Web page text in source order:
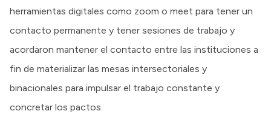
herramientas digitales como zoom o meet para tener un
contacto permanente y tener sesiones de trabajo y
acordaron mantener el contacto entre las instituciones a
fin de materializar las mesas intersectoriales y
binacionales para impulsar el trabajo constante y
concretar los pactos.